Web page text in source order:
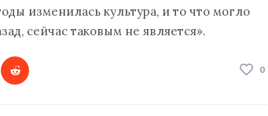
изменилась культура, и то что могло
сейчас таковым не является».
0